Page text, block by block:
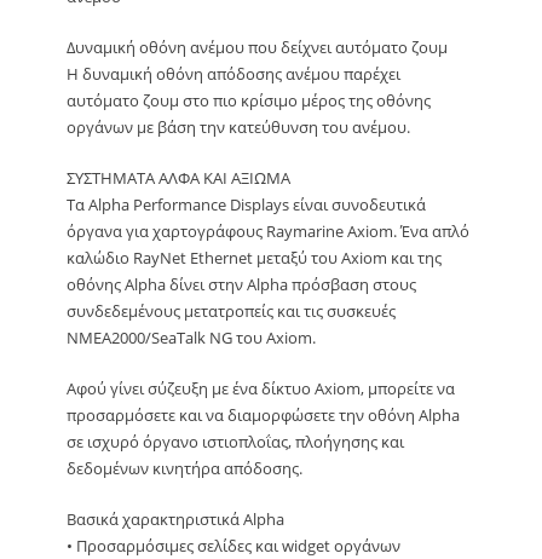
Δυναμική οθόνη ανέμου που δείχνει αυτόματο ζουμ
Η δυναμική οθόνη απόδοσης ανέμου παρέχει
αυτόματο ζουμ στο πιο κρίσιμο μέρος της οθόνης
οργάνων με βάση την κατεύθυνση του ανέμου.
ΣΥΣΤΗΜΑΤΑ ΑΛΦΑ ΚΑΙ ΑΞΙΩΜΑ
Τα Alpha Performance Displays είναι συνοδευτικά
όργανα για χαρτογράφους Raymarine Axiom. Ένα απλό
καλώδιο RayNet Ethernet μεταξύ του Axiom και της
οθόνης Alpha δίνει στην Alpha πρόσβαση στους
συνδεδεμένους μετατροπείς και τις συσκευές
NMEA2000/SeaTalk NG του Axiom.
Αφού γίνει σύζευξη με ένα δίκτυο Axiom, μπορείτε να
προσαρμόσετε και να διαμορφώσετε την οθόνη Alpha
σε ισχυρό όργανο ιστιοπλοΐας, πλοήγησης και
δεδομένων κινητήρα απόδοσης.
Βασικά χαρακτηριστικά Alpha
• Προσαρμόσιμες σελίδες και widget οργάνων